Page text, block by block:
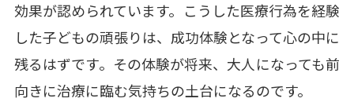
効果が認められています。こうした医療行為を経験
した子どもの頑張りは、成功体験となって心の中に
残るはずです。その体験が将来、大人になっても前
向きに治療に臨む気持ちの土台になるのです。